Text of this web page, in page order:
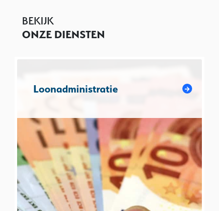
BEKIJK
ONZE DIENSTEN
Loonadministratie